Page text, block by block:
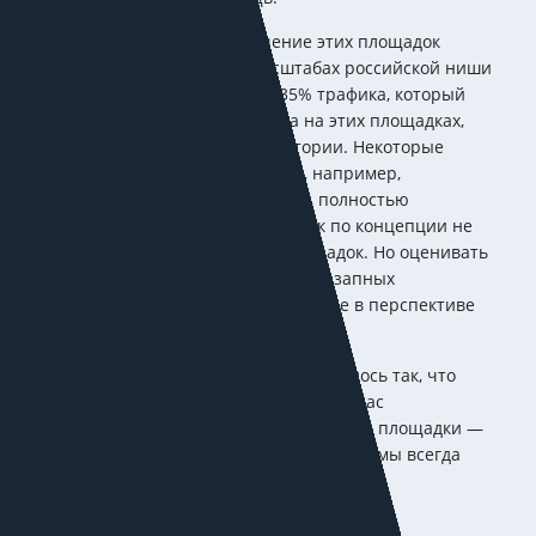
Безусловно, отключение этих площадок
многое меняет в масштабах российской ниши
SMM. Отваливается 35% трафика, который
генерировала реклама на этих площадках,
меняется соцдем аудитории. Некоторые
форматы спецпроектов, например,
имиджевые фотосъёмки, полностью
переосмысляются, так как по концепции не
подходят для других площадок. Но оценивать
последствия при таких внезапных
обстоятельствах правильнее в перспективе
При этом исторически сложилось так, что
более 52% трафика из SMM у нас
приходилось на отечественные площадки —
VK, ОК, Яндекс.Дзен, потому что мы всегда